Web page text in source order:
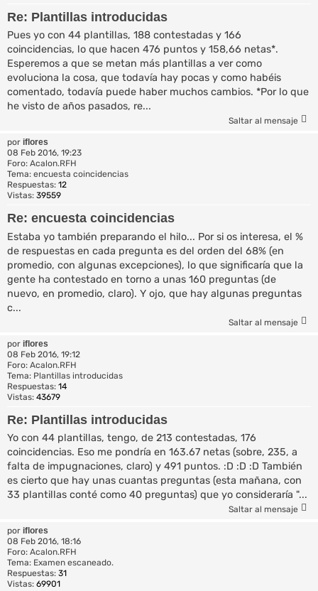
Re: Plantillas introducidas
Pues yo con 44 plantillas, 188 contestadas y 166
coincidencias, lo que hacen 476 puntos y 158,66 netas*.
Esperemos a que se metan más plantillas a ver como
evoluciona la cosa, que todavía hay pocas y como habéis
comentado, todavía puede haber muchos cambios. *Por lo que
he visto de años pasados, re...
Saltar al mensaje
por iflores
08 Feb 2016, 19:23
Foro: Acalon.RFH
Tema: encuesta coincidencias
Respuestas: 12
Vistas: 39559
Re: encuesta coincidencias
Estaba yo también preparando el hilo... Por si os interesa, el %
de respuestas en cada pregunta es del orden del 68% (en
promedio, con algunas excepciones), lo que significaría que la
gente ha contestado en torno a unas 160 preguntas (de
nuevo, en promedio, claro). Y ojo, que hay algunas preguntas
c...
Saltar al mensaje
por iflores
08 Feb 2016, 19:12
Foro: Acalon.RFH
Tema: Plantillas introducidas
Respuestas: 14
Vistas: 43679
Re: Plantillas introducidas
Yo con 44 plantillas, tengo, de 213 contestadas, 176
coincidencias. Eso me pondría en 163.67 netas (sobre, 235, a
falta de impugnaciones, claro) y 491 puntos. :D :D :D También
es cierto que hay unas cuantas preguntas (esta mañana, con
33 plantillas conté como 40 preguntas) que yo consideraría "...
Saltar al mensaje
por iflores
08 Feb 2016, 18:16
Foro: Acalon.RFH
Tema: Examen escaneado.
Respuestas: 31
Vistas: 69901